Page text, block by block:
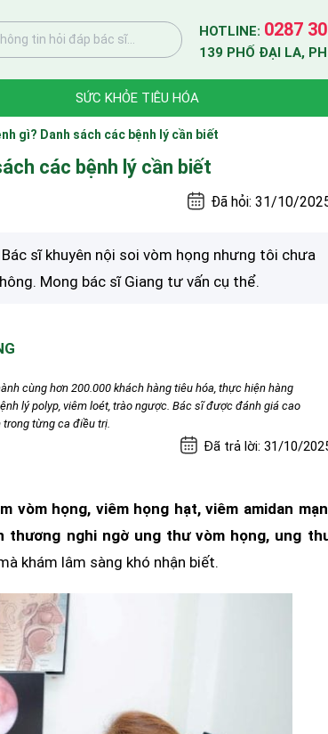
tin hỏi đáp bác sĩ... HOTLINE: 0287
139 PHỐ ĐẠI LA,
SỨC KHỎE TIÊU HÓA
gì? Danh sách các bệnh lý cần biết
các bệnh lý cần biết
Đã hỏi: 31/10/
sĩ khuyên nội soi vòm họng nhưng tôi chưa
Mong bác sĩ Giang tư vấn cụ thể.
cùng hơn 200.000 khách hàng tiêu hóa, thực hiện hàng
lý polyp, viêm loét, trào ngược. Bác sĩ được đánh giá cao
từng ca điều trị.
Đã trả lời: 31/10/
vòm họng, viêm họng hạt, viêm amidan
nghi ngờ ung thư vòm họng, ung
khám lâm sàng khó nhận biết.